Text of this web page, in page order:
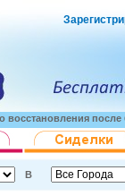
восстановления
В